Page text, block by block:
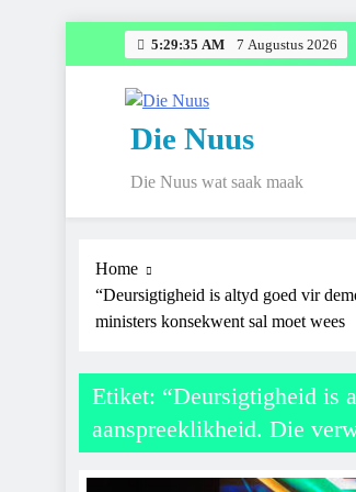
5:29:35 AM 7 Augustus 2026
Die Nuus
Die Nuus wat saak maak
Home
“Deursigtigheid is altyd goed vir
ministers konsekwent sal moet wees
Etiket: “Deursigtigheid is
aanspreeklikheid. Die